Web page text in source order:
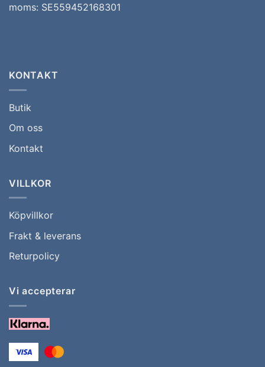
moms: SE559452168301
KONTAKT
Butik
Om oss
Kontakt
VILLKOR
Köpvillkor
Frakt & leverans
Returpolicy
Vi accepterar